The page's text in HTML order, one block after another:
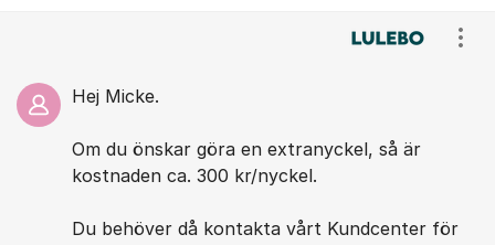
Hej Micke.
Om du önskar göra en extranyckel, så är
kostnaden ca. 300 kr/nyckel.
Du behöver då kontakta vårt Kundcenter för